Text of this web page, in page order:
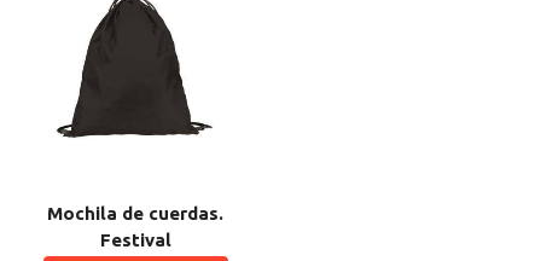
Mochila de cuerdas.
Festival